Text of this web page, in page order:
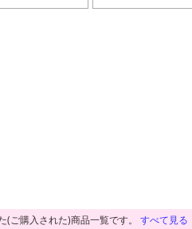
(ご購入された)商品一覧です。 すべて見る